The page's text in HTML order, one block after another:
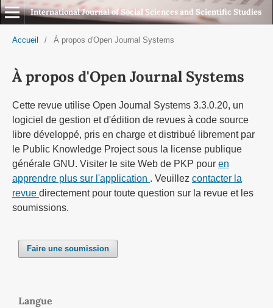
International Journal of Social Sciences and Scientific Studies
Accueil / À propos d'Open Journal Systems
À propos d'Open Journal Systems
Cette revue utilise Open Journal Systems 3.3.0.20, un
logiciel de gestion et d'édition de revues à code source
libre développé, pris en charge et distribué librement par
le Public Knowledge Project sous la license publique
générale GNU. Visiter le site Web de PKP pour en
apprendre plus sur l'application . Veuillez contacter la
revue directement pour toute question sur la revue et les
soumissions.
Faire une soumission
Langue